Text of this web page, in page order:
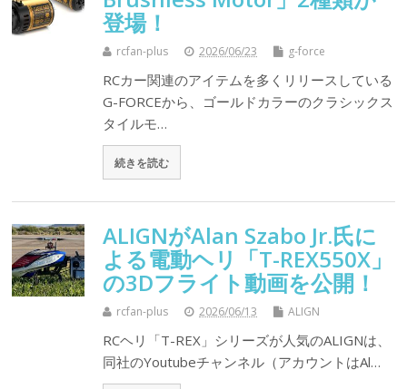
登場！
rcfan-plus 2026/06/23 g-force
RCカー関連のアイテムを多くリリースしている
G-FORCEから、ゴールドカラーのクラシックス
タイルモ…
続きを読む
ALIGNがAlan Szabo Jr.氏に
よる電動ヘリ「T-REX550X」
の3Dフライト動画を公開！
rcfan-plus 2026/06/13 ALIGN
RCヘリ「T-REX」シリーズが人気のALIGNは、
同社のYoutubeチャンネル（アカウントはAl…